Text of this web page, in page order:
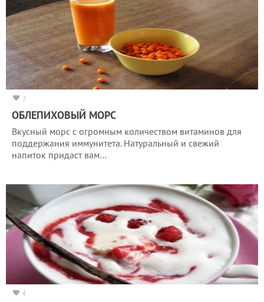
3
ОБЛЕПИХОВЫЙ МОРС
Вкусный морс с огромным количеством витаминов для
поддержания иммунитета. Натуральный и свежий
напиток придаст вам…
4